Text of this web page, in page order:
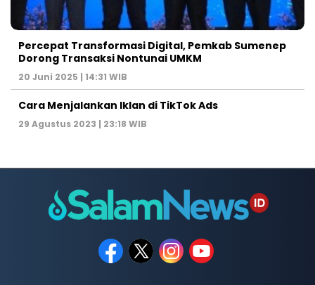
Percepat Transformasi Digital, Pemkab Sumenep
Dorong Transaksi Nontunai UMKM
20 Juni 2025 | 14:31 WIB
Cara Menjalankan Iklan di TikTok Ads
29 Agustus 2023 | 23:18 WIB